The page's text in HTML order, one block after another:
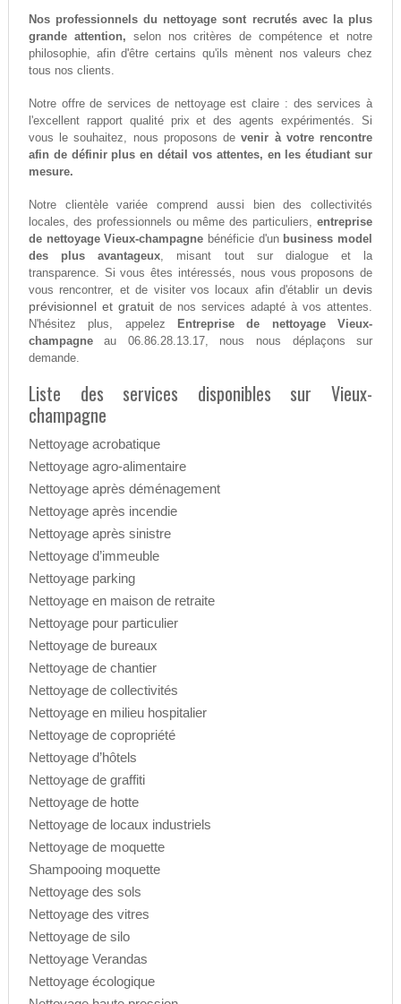
Nos professionnels du nettoyage sont recrutés avec la plus
grande attention, selon nos critères de compétence et notre
philosophie, afin d'être certains qu'ils mènent nos valeurs chez
tous nos clients.
Notre offre de services de nettoyage est claire : des services à
l'excellent rapport qualité prix et des agents expérimentés. Si
vous le souhaitez, nous proposons devenir à votre rencontre
afin de définir plus en détail vos attentes, en les étudiant sur
mesure.
Notre clientèle variée comprend aussi bien des collectivités
locales, des professionnels ou même des particuliers,entreprise
de nettoyage Vieux-champagne bénéficie d'un business model
des plus avantageux, misant tout sur dialogue et la
transparence. Si vous êtes intéressés, nous vous proposons de
vous rencontrer, et de visiter vos locaux afin d'établir undevis
prévisionnel et gratuitde nos services adapté à vos attentes.
N'hésitez plus, appelez
Entreprise de nettoyage Vieux-
champagneau 06.86.28.13.17, nous nous déplaçons sur
demande.
Liste des services disponibles sur Vieux-
champagne
Nettoyage acrobatique
Nettoyage agro-alimentaire
Nettoyage après déménagement
Nettoyage après incendie
Nettoyage après sinistre
Nettoyage d’immeuble
Nettoyage parking
Nettoyage en maison de retraite
Nettoyage pour particulier
Nettoyage de bureaux
Nettoyage de chantier
Nettoyage de collectivités
Nettoyage en milieu hospitalier
Nettoyage de copropriété
Nettoyage d’hôtels
Nettoyage de graffiti
Nettoyage de hotte
Nettoyage de locaux industriels
Nettoyage de moquette
Shampooing moquette
Nettoyage des sols
Nettoyage des vitres
Nettoyage de silo
Nettoyage Verandas
Nettoyage écologique